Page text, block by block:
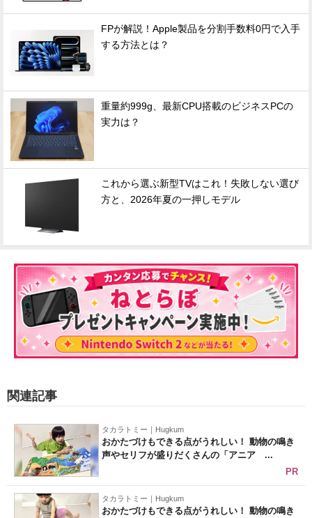
FPが解説！Apple製品を分割手数料0円で入手
する方法とは？
重量約999g、最新CPU搭載のビジネスPCの
実力は？
これから選ぶ新型TVはこれ！失敗しない選び
方と、2026年夏の一押しモデル
関連記事
タカラトミー｜Hugkum
おかたづけもできる点がうれしい！ 動物の鳴き
声やセリフが盛りだくさんの「アニア ...
PR
タカラトミー｜Hugkum
おかたづけもできる点がうれしい！ 動物の鳴き